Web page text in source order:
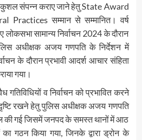
संपन्न कराए जाने हेतु State Award
Practices सम्मान से सम्मानित। वर्ष
सामान्य निर्वाचन 2024 के दौरान
अधीक्षक अजय गणपति के निर्देशन में
के दौरान प्रभावी आदर्श आचार संहिता
गया।
गतिविधियों व निर्वाचन को प्रभावित करने
रखने हेतु पुलिस अधीक्षक अजय गणपति
की गई जिसमें जनपद के समस्त थानों में आठ
का गठन किया गया, जिनके द्वारा ड्रोन के